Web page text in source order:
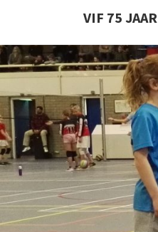
VIF 75 JAAR